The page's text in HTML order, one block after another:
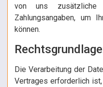
von uns
Zahlungsangaben, um
können.
Die Verarbeitung der
Vertrages erforderlich